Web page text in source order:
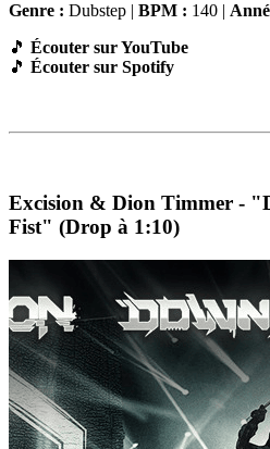
Genre : Dubstep | BPM : 140 |
🎵 Écouter sur YouTube
🎵 Écouter sur Spotify
Excision & Dion Timmer -
Fist" (Drop à 1:10)